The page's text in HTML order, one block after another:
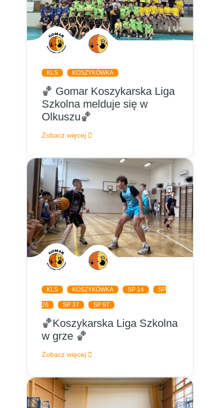
KLS KOSZYKÓWKA
🏀 Gomar Koszykarska Liga
Szkolna melduje się w
Olkuszu🏀
Zobacz więcej
KLS KOSZYKÓWKA SP 14 SP
26 SP 37 SP 97
🏀Koszykarska Liga Szkolna
w grze 🏀
Zobacz więcej